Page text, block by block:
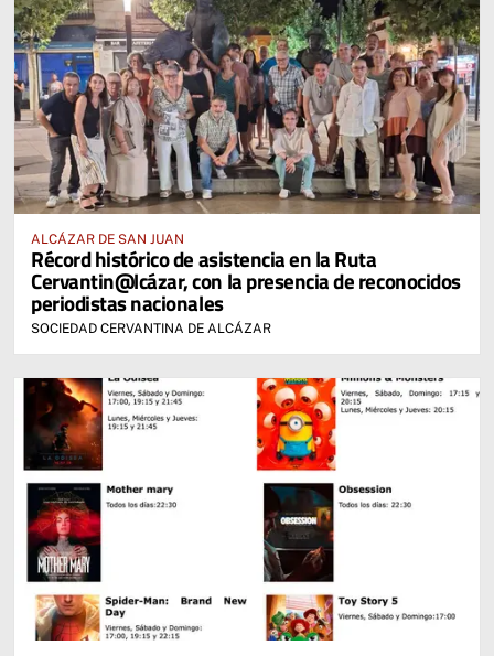
ALCÁZAR DE SAN JUAN
Récord histórico de asistencia en la Ruta
Cervantin@lcázar, con la presencia de reconocidos
periodistas nacionales
SOCIEDAD CERVANTINA DE ALCÁZAR